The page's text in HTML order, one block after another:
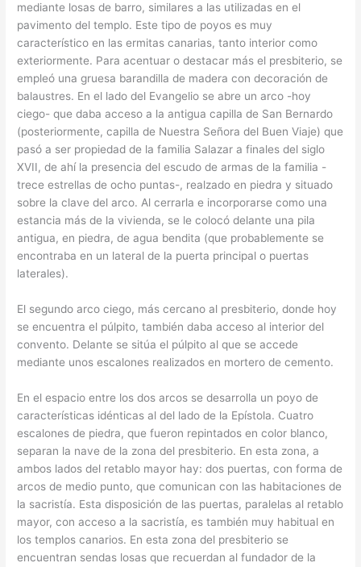
mediante losas de barro, similares a las utilizadas en el
pavimento del templo. Este tipo de poyos es muy
característico en las ermitas canarias, tanto interior como
exteriormente. Para acentuar o destacar más el presbiterio, se
empleó una gruesa barandilla de madera con decoración de
balaustres. En el lado del Evangelio se abre un arco -hoy
ciego- que daba acceso a la antigua capilla de San Bernardo
(posteriormente, capilla de Nuestra Señora del Buen Viaje) que
pasó a ser propiedad de la familia Salazar a finales del siglo
XVII, de ahí la presencia del escudo de armas de la familia -
trece estrellas de ocho puntas-, realzado en piedra y situado
sobre la clave del arco. Al cerrarla e incorporarse como una
estancia más de la vivienda, se le colocó delante una pila
antigua, en piedra, de agua bendita (que probablemente se
encontraba en un lateral de la puerta principal o puertas
laterales).
El segundo arco ciego, más cercano al presbiterio, donde hoy
se encuentra el púlpito, también daba acceso al interior del
convento. Delante se sitúa el púlpito al que se accede
mediante unos escalones realizados en mortero de cemento.
En el espacio entre los dos arcos se desarrolla un poyo de
características idénticas al del lado de la Epístola. Cuatro
escalones de piedra, que fueron repintados en color blanco,
separan la nave de la zona del presbiterio. En esta zona, a
ambos lados del retablo mayor hay: dos puertas, con forma de
arcos de medio punto, que comunican con las habitaciones de
la sacristía. Esta disposición de las puertas, paralelas al retablo
mayor, con acceso a la sacristía, es también muy habitual en
los templos canarios. En esta zona del presbiterio se
encuentran sendas losas que recuerdan al fundador de la